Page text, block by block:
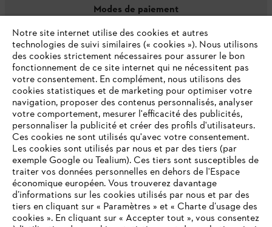
Modes de paiement
L'Entreprise
Questions / Réponses
Notre site internet utilise des cookies et autres
technologies de suivi similaires (« cookies »). Nous utilisons
des cookies strictement nécessaires pour assurer le bon
fonctionnement de ce site internet qui ne nécessitent pas
votre consentement. En complément, nous utilisons des
cookies statistiques et de marketing pour optimiser votre
navigation, proposer des contenus personnalisés, analyser
votre comportement, mesurer l'efficacité des publicités,
personnaliser la publicité et créer des profils d'utilisateurs.
Ces cookies ne sont utilisés qu'avec votre consentement.
Les cookies sont utilisés par nous et par des tiers (par
exemple Google ou Tealium). Ces tiers sont susceptibles de
traiter vos données personnelles en dehors de l'Espace
économique européen. Vous trouverez davantage
d’informations sur les cookies utilisés par nous et par des
tiers en cliquant sur « Paramètres » et « Charte d’usage des
cookies ». En cliquant sur « Accepter tout », vous consentez